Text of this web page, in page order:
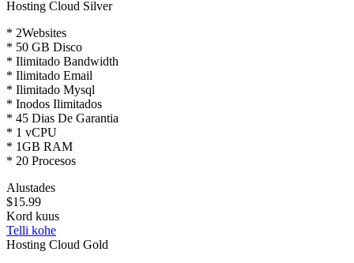
Hosting Cloud Silver
* 2Websites
* 50 GB Disco
* Ilimitado Bandwidth
* Ilimitado Email
* Ilimitado Mysql
* Inodos Ilimitados
* 45 Dias De Garantia
* 1 vCPU
* 1GB RAM
* 20 Procesos
Alustades
$15.99
Kord kuus
Telli kohe
Hosting Cloud Gold